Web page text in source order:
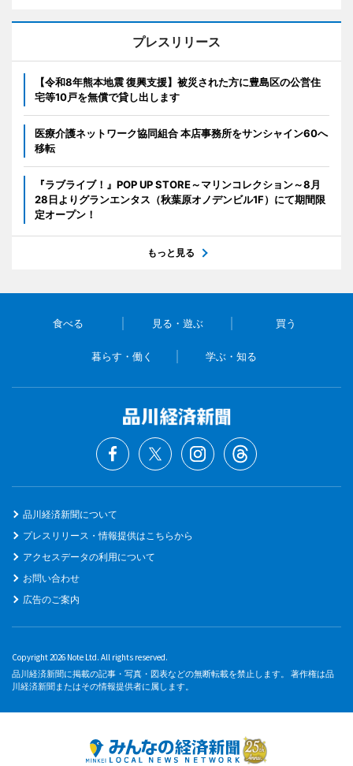
プレスリリース
【令和8年熊本地震 復興支援】被災された方に豊島区の公営住
宅等10戸を無償で貸し出します
医療介護ネットワーク協同組合 本店事務所をサンシャイン60へ
移転
『ラブライブ！』POP UP STORE～マリンコレクション～8月
28日よりグランエンタス（秋葉原オノデンビル1F）にて期間限
定オープン！
もっと見る
食べる 見る・遊ぶ 買う
暮らす・働く 学ぶ・知る
品川経済新聞について
プレスリリース・情報提供はこちらから
アクセスデータの利用について
お問い合わせ
広告のご案内
Copyright 2026 Note Ltd. All rights reserved.
品川経済新聞に掲載の記事・写真・図表などの無断転載を禁止します。 著作権は品
川経済新聞またはその情報提供者に属します。